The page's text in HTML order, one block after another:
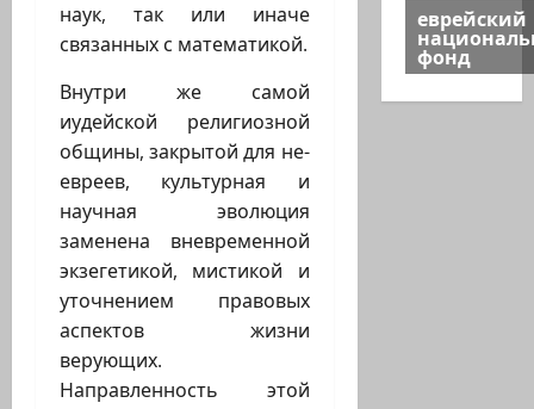
наук, так или иначе
связанных с математикой.
Внутри же самой
иудейской религиозной
общины, закрытой для не-
евреев, культурная и
научная эволюция
заменена вневременной
экзегетикой, мистикой и
уточнением правовых
аспектов жизни
верующих.
Направленность этой
еврейский
фонд